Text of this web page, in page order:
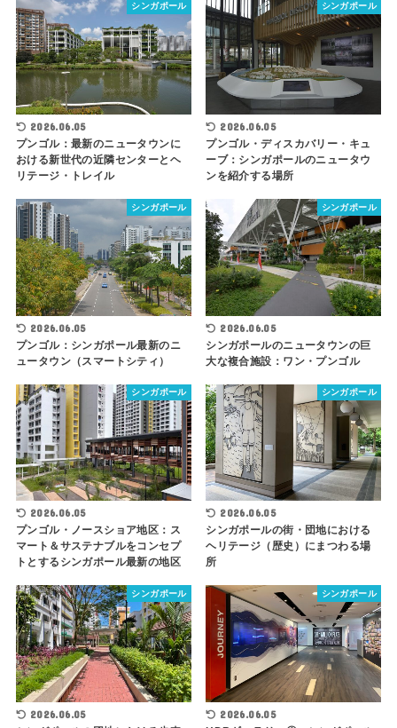
シンガポール
2026.06.05
プンゴル：最新のニュータウンに
おける新世代の近隣センターとヘ
リテージ・トレイル
シンガポール
2026.06.05
プンゴル・ディスカバリー・キュ
ーブ：シンガポールのニュータウ
ンを紹介する場所
シンガポール
2026.06.05
プンゴル：シンガポール最新のニ
ュータウン（スマートシティ）
シンガポール
2026.06.05
シンガポールのニュータウンの巨
大な複合施設：ワン・プンゴル
シンガポール
2026.06.05
プンゴル・ノースショア地区：ス
マート＆サステナブルをコンセプ
トとするシンガポール最新の地区
シンガポール
2026.06.05
シンガポールの街・団地における
ヘリテージ（歴史）にまつわる場
所
シンガポール
2026.06.05
シンガポール
2026.06.05